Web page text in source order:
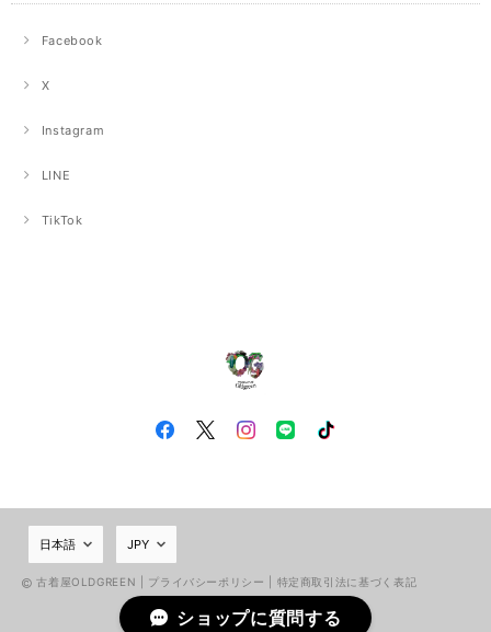
Facebook
X
Instagram
LINE
TikTok
古着屋OLDGREEN | プライバシーポリシー 特定商取引法に基づく表記
ショップに質問する